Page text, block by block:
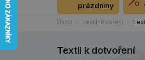
prázdniny
Úvod Textilní tvoření
Textil k dotvoření